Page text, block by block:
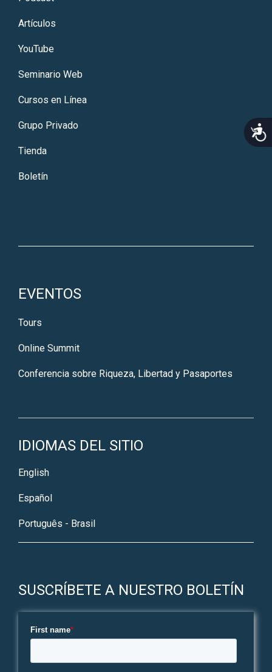
Artículos
YouTube
Seminario Web
Cursos en Línea
Grupo Privado
Tienda
Boletín
EVENTOS
Tours
Online Summit
Conferencia sobre Riqueza, Libertad y Pasaportes
IDIOMAS DEL SITIO
English
Español
Português - Brasil
SUSCRÍBETE A NUESTRO BOLETÍN